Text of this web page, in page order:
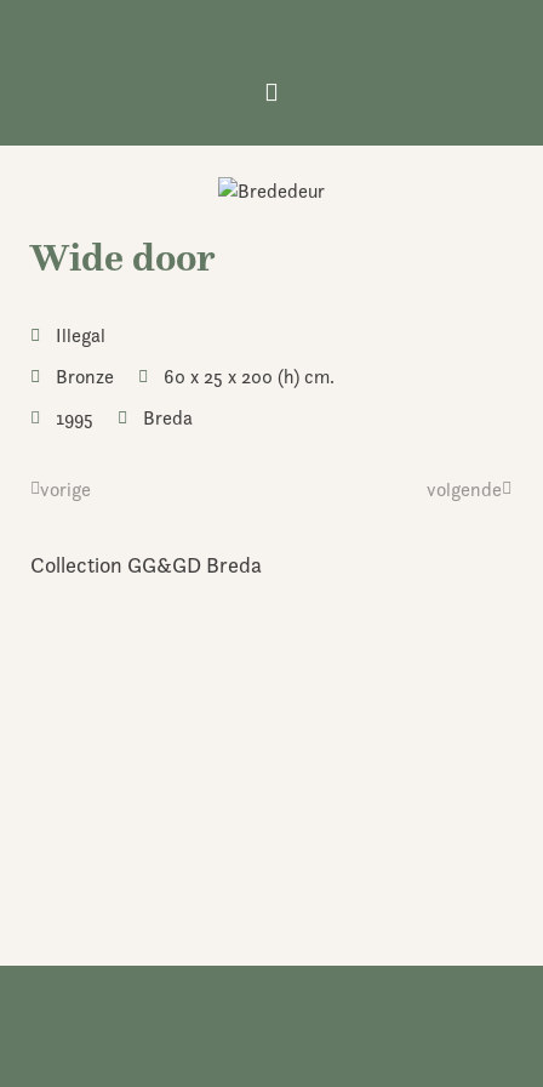
Wide door
Illegal
Bronze
60 x 25 x 200 (h) cm.
1995
Breda
Prev
vorige volgendeNext
Collection GG&GD Breda